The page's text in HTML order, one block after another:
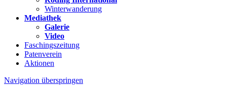
Winterwanderung
Mediathek
Galerie
Video
Faschingszeitung
Patenverein
Aktionen
Navigation überspringen